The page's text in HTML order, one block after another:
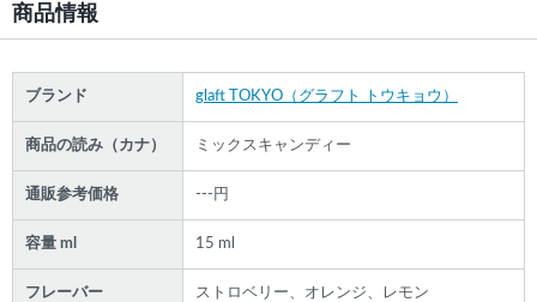
商品情報
ブランド glaft TOKYO（グラフト トウキョウ）
商品の読み（カナ） ミックスキャンディー
通販参考価格 ---円
容量 ml 15 ml
フレーバー ストロベリー、オレンジ、レモン